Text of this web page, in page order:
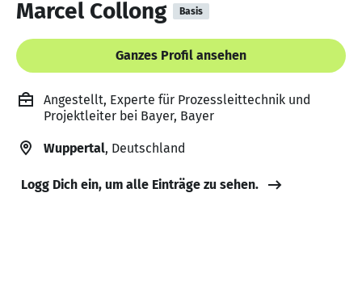
Marcel Collong Basis
Ganzes Profil ansehen
Angestellt, Experte für Prozessleittechnik und
Projektleiter bei Bayer, Bayer
Wuppertal, Deutschland
Logg Dich ein, um alle Einträge zu sehen.